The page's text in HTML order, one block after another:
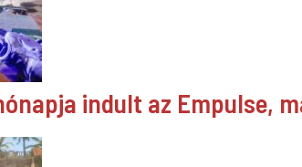
indult az Empulse,